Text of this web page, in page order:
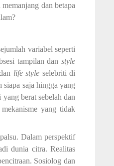
dan betapa
variabel seperti
tampilan dan style
life style selebriti di
saja hingga yang
berat sebelah dan
yang tidak
Dalam perspektif
dunia citra. Realitas
Sosiolog dan